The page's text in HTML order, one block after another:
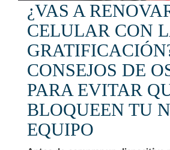
¿VAS A
CELULAR CON
CONSEJOS DE
PARA EVITAR
BLOQUEEN TU
EQUIPO